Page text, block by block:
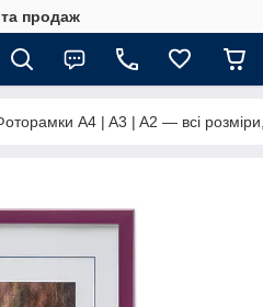
продаж
A4 | A3 | A2 — всі